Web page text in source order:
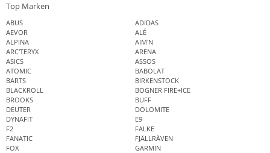
Top Marken
ABUS
ADIDAS
AEVOR
ALÉ
ALPINA
AIM'N
ARC'TERYX
ARENA
ASICS
ASSOS
ATOMIC
BABOLAT
BARTS
BIRKENSTOCK
BLACKROLL
BOGNER FIRE+ICE
BROOKS
BUFF
DEUTER
DOLOMITE
DYNAFIT
E9
F2
FALKE
FANATIC
FJÄLLRÄVEN
FOX
GARMIN